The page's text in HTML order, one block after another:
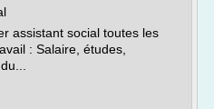
assistant social toutes les
: Salaire, études,